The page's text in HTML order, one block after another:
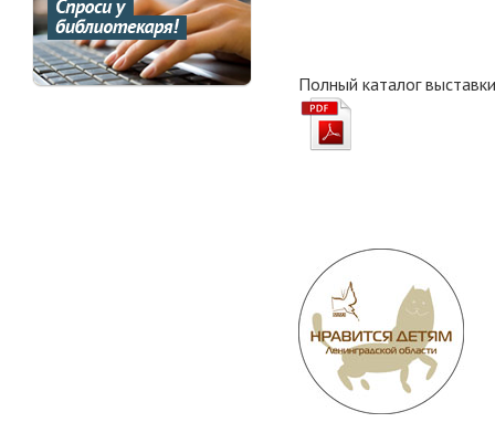
Полный каталог